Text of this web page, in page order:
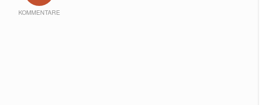
KOMMENTARE